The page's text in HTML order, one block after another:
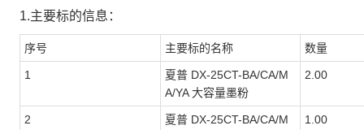
1.主要标的信息：
序号 主要标的名称 数量
1
夏普 DX-25CT-BA/CA/M
A/YA 大容量墨粉
2.00
2
夏普 DX-25CT-BA/CA/M
1.00